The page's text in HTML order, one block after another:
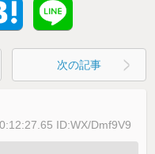
次の記事
ID:WX/Dmf9V9